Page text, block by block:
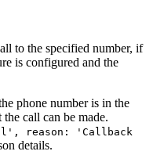
to the specified number, if
is configured and the
phone number is in the
call can be made.
reason: 'Callback
details.